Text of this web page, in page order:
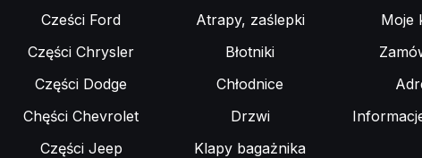
Cześci Ford
Części Chrysler
Części Dodge
Chęści Chevrolet
Części Jeep
Atrapy, zaślepki
Błotniki
Chłodnice
Drzwi
Klapy bagażnika
Moje